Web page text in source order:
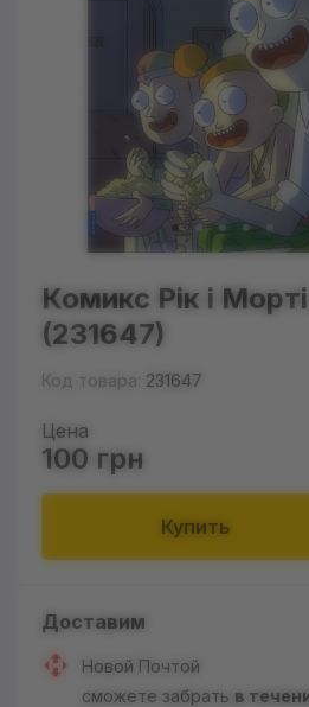
Комикс Рік і
(231647)
Код товара: 231647
Цена
100 грн
Купить
Доставим
Новой Почтой
сможете забрать в